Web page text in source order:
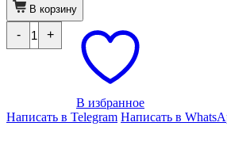
В корзину
-
Количество
товара
Brannor
Передние
тормозные
+
В избранное
Написать в Telegram Написать в